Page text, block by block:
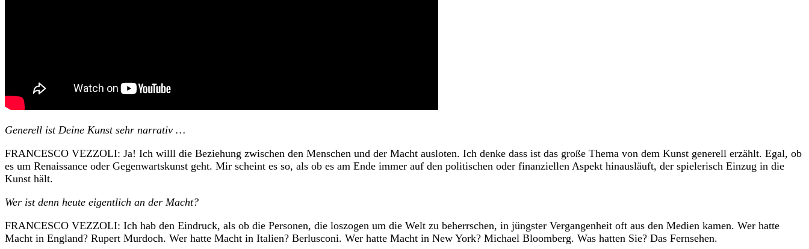
Generell ist Deine Kunst sehr narrativ …
FRANCESCO VEZZOLI: Ja! Ich willl die Beziehung zwischen den Menschen und der Macht ausloten. Ich denke dass ist das große Thema von dem Kunst generell erzählt. Egal, ob
es um Renaissance oder Gegenwartskunst geht. Mir scheint es so, als ob es am Ende immer auf den politischen oder finanziellen Aspekt hinausläuft, der spielerisch Einzug in die
Kunst hält.
Wer ist denn heute eigentlich an der Macht?
FRANCESCO VEZZOLI: Ich hab den Eindruck, als ob die Personen, die loszogen um die Welt zu beherrschen, in jüngster Vergangenheit oft aus den Medien kamen. Wer hatte
Macht in England? Rupert Murdoch. Wer hatte Macht in Italien? Berlusconi. Wer hatte Macht in New York? Michael Bloomberg. Was hatten Sie? Das Fernsehen.